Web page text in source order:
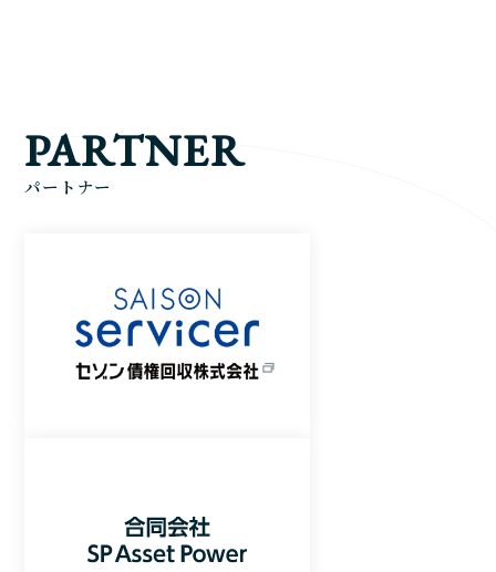
PARTNER
パートナー